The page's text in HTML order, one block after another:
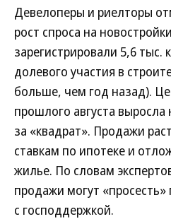
Девелоперы и риелторы
рост спроса на
зарегистрировали 5,6 тыс.
долевого участия в
больше, чем год назад).
прошлого августа выросла
за «квадрат». Продажи
ставкам по ипотеке и
жилье. По словам
продажи могут
с господдержкой.